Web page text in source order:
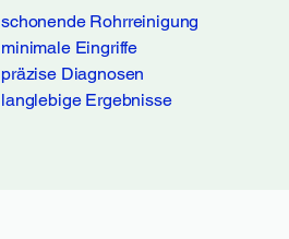
schonende Rohrreinigung
minimale Eingriffe
präzise Diagnosen
langlebige Ergebnisse